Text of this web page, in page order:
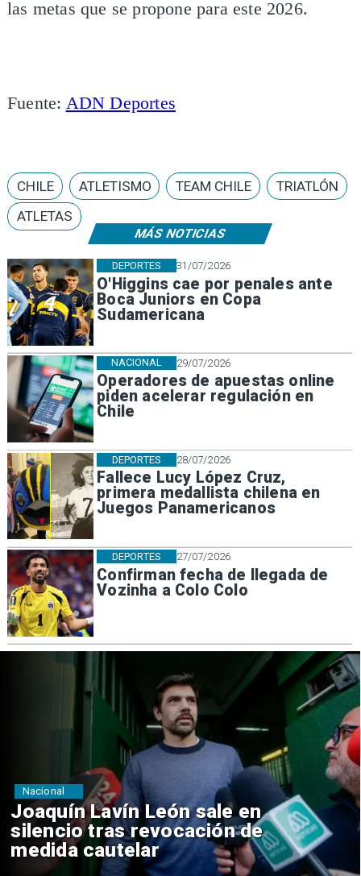
MÁS NOTICIAS
31/07/2026
O'Higgins cae por penales ante
Boca Juniors en Copa
Sudamericana
DEPORTES
29/07/2026
Operadores de apuestas online
piden acelerar regulación en
Chile
NACIONAL
28/07/2026
Fallece Lucy López Cruz,
primera medallista chilena en
Juegos Panamericanos
DEPORTES
27/07/2026
Confirman fecha de llegada de
Vozinha a Colo Colo
DEPORTES
las metas que se propone para este 2026.
Fuente: ADN Deportes
CHILE ATLETISMO TEAM CHILE
TRIATLÓN
ATLETAS
Chile y Venezuela formalizan
reinicio de relaciones
consulares
Nacional